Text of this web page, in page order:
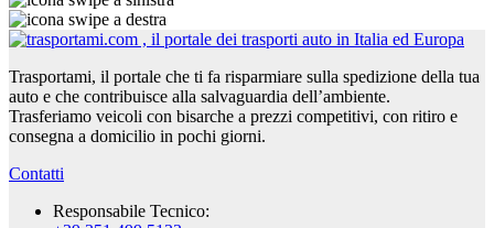
Trasportami, il portale che ti fa risparmiare sulla spedizione della tua
auto e che contribuisce alla salvaguardia dell’ambiente.
Trasferiamo veicoli con bisarche a prezzi competitivi, con ritiro e
consegna a domicilio in pochi giorni.
Contatti
Responsabile Tecnico: